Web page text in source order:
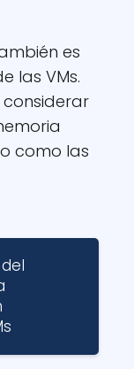
es
las VMs.
considerar
como las